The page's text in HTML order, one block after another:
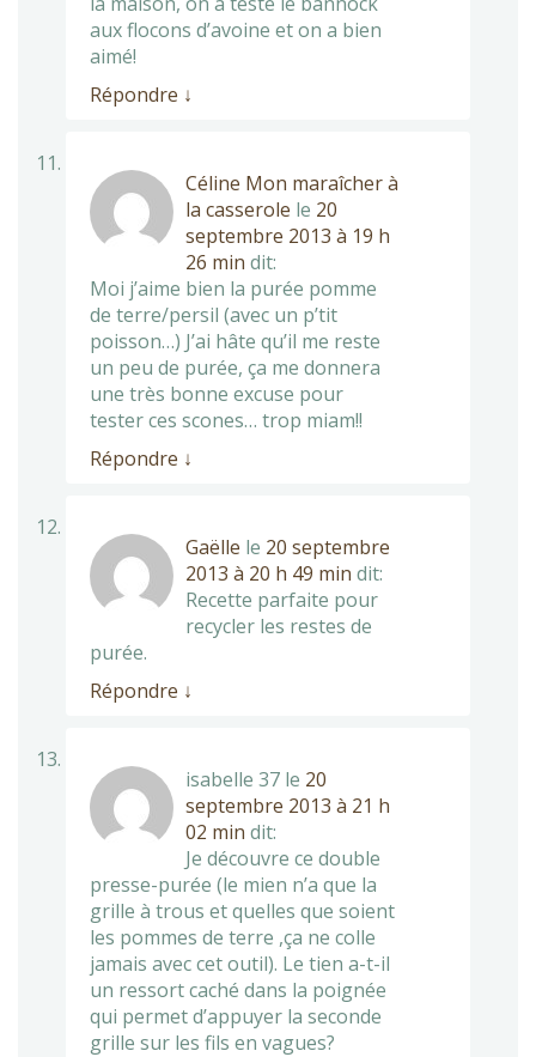
aux flocons d’avoine et on a bien
aimé!
Répondre ↓
Céline Mon maraîcher à
la casserole le 20
septembre 2013 à 19 h
26 min dit:
Moi j’aime bien la purée pomme
de terre/persil (avec un p’tit
poisson…) J’ai hâte qu’il me reste
un peu de purée, ça me donnera
une très bonne excuse pour
tester ces scones… trop miam!!
Répondre ↓
Gaëlle le 20 septembre
2013 à 20 h 49 min dit:
Recette parfaite pour
recycler les restes de
purée.
Répondre ↓
isabelle 37 le 20
septembre 2013 à 21 h
02 min dit:
Je découvre ce double
presse-purée (le mien n’a que la
grille à trous et quelles que soient
les pommes de terre ,ça ne colle
jamais avec cet outil). Le tien a-t-il
un ressort caché dans la poignée
qui permet d’appuyer la seconde
grille sur les fils en vagues?